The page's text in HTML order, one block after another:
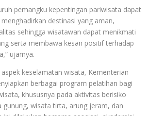
pemangku kepentingan pariwisata dapat
destinasi yang aman,
sehingga wisatawan dapat menikmati
serta membawa kesan positif terhadap
ujarnya.
keselamatan wisata, Kementerian
berbagai program pelatihan bagi
khususnya pada aktivitas berisiko
gunung, wisata tirta, arung jeram, dan